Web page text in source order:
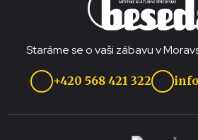
Staráme se o vaši zábavu v
+420 568 421 322